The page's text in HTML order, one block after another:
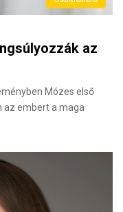
az
Mózes első
az embert a maga